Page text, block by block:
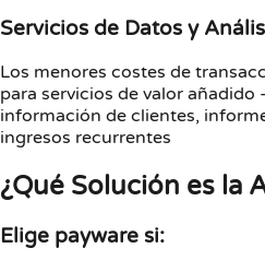
Servicios de Datos y
Los menores costes de
para servicios de valor
información de clientes,
ingresos recurrentes
¿Qué Solución es la
Elige payware si: